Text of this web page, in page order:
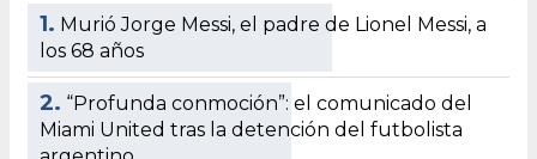
1. Murió Jorge Messi, el padre de Lionel Messi, a
los 68 años
2. “Profunda conmoción”: el comunicado del
Miami United tras la detención del futbolista